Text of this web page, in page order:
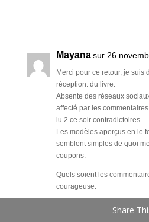
Mayana sur 26
Merci pour ce retour, je suis
réception. du livre.
Absente des réseaux
affecté par les
lu 2 ce soir contradictoires.
Les modèles aperçus en le
semblent simples de quoi
coupons.
Quels soient les
courageuse.
Share